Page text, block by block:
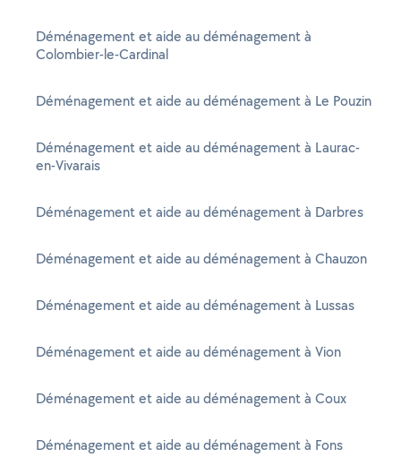
Déménagement et aide au déménagement à
Colombier-le-Cardinal
Déménagement et aide au déménagement à Le Pouzin
Déménagement et aide au déménagement à Laurac-
en-Vivarais
Déménagement et aide au déménagement à Darbres
Déménagement et aide au déménagement à Chauzon
Déménagement et aide au déménagement à Lussas
Déménagement et aide au déménagement à Vion
Déménagement et aide au déménagement à Coux
Déménagement et aide au déménagement à Fons